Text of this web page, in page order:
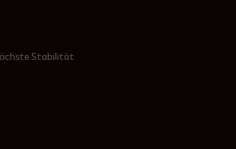
Stabilität